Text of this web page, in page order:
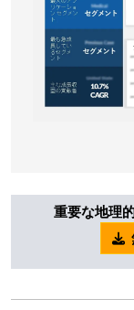
重要な地理